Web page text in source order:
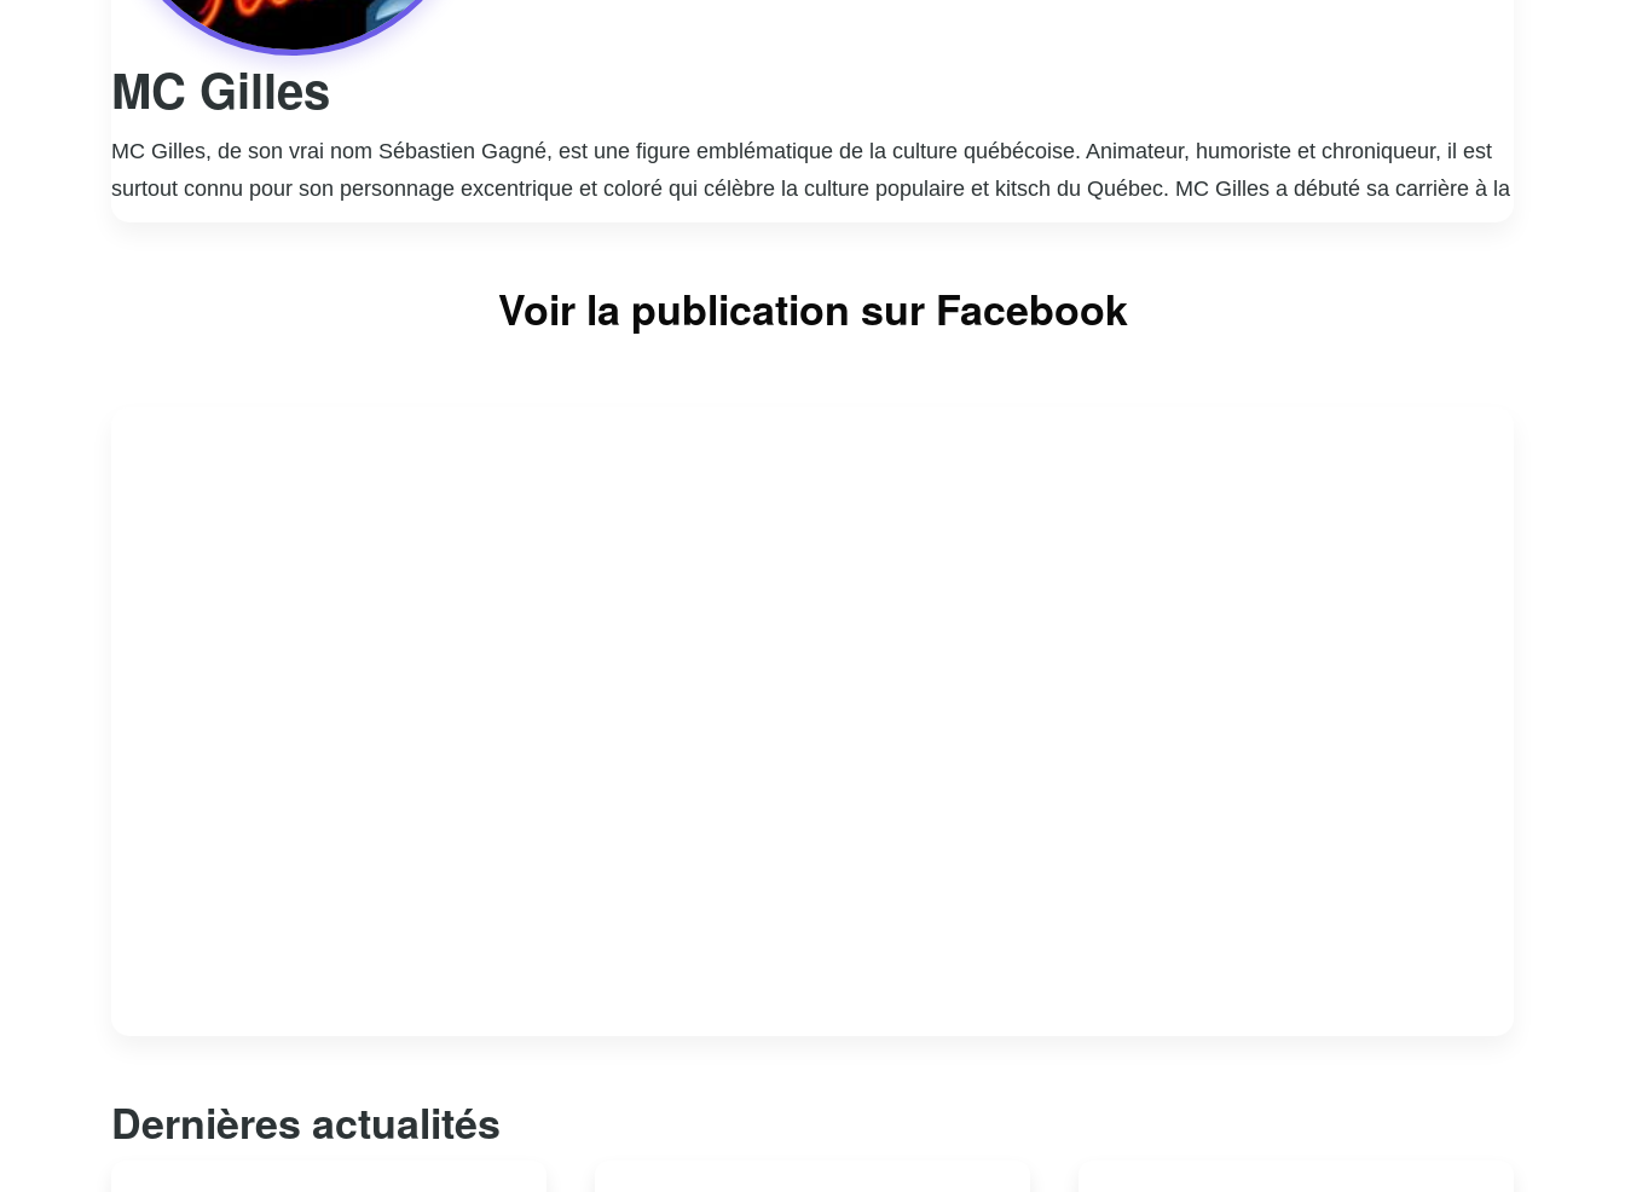
MC Gilles
MC Gilles, de son vrai nom Sébastien Gagné, est une figure emblématique de la culture québécoise. Animateur, humoriste et chroniqueur, il est
surtout connu pour son personnage excentrique et coloré qui célèbre la culture populaire et kitsch du Québec. MC Gilles a débuté sa carrière à la
québécoises, MC Gilles a su se créer une niche en revisitant des classiques oubliés et en mettant en lumière des aspects souvent négligés de la
culture locale. Son approche authentique et son amour pour le patrimoine québécois en font une personnalité attachante et respectée.
Voir la publication sur Facebook
Dernières actualités